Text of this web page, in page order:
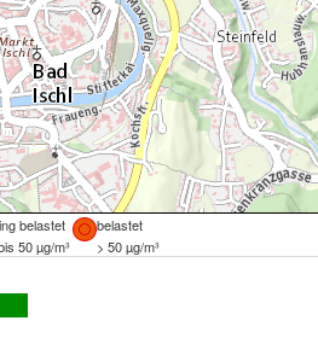
belastet
belastet
50 µg/m³ > 50 µg/m³